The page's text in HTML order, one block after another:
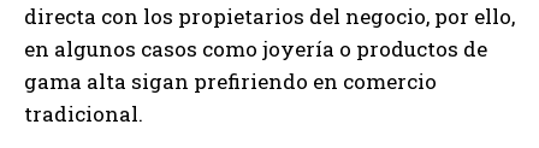
directa con los propietarios del negocio, por ello,
en algunos casos como joyería o productos de
gama alta sigan prefiriendo en comercio
tradicional.